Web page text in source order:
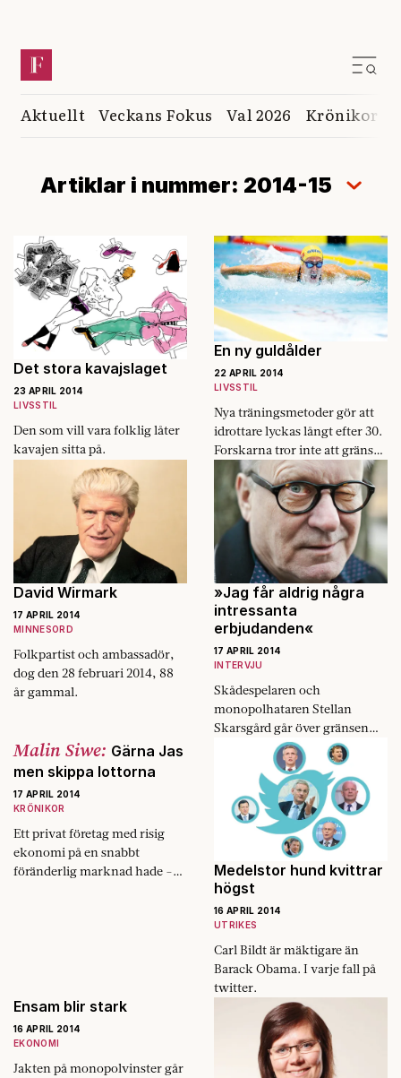
Aktuellt Veckans Fokus Val 2026 Krönikor
Artiklar i nummer: 2014-15
Det stora kavajslaget
23 APRIL 2014
LIVSSTIL
Den som vill vara folklig låter
kavajen sitta på.
En ny guldålder
22 APRIL 2014
LIVSSTIL
Nya träningsmetoder gör att
idrottare lyckas långt ­efter 30.
Forskarna tror inte att gränsen
är nådd.
David Wirmark
17 APRIL 2014
MINNESORD
Folkpartist och ambassadör,
dog den 28 februari 2014, 88
år gammal.
»Jag får aldrig några
intressanta
erbjudanden«
17 APRIL 2014
INTERVJU
Skådespelaren och
monopolhataren Stellan
Skarsgård går över gränsen
för att göra film.
Malin Siwe: Gärna Jas
men skippa lottorna
17 APRIL 2014
KRÖNIKOR
Ett privat företag med risig
ekonomi på en snabbt
föränderlig­ marknad hade ­
Medelstor hund kvittrar
högst
16 APRIL 2014
UTRIKES
Carl Bildt är mäktigare än
Barack Obama. I varje fall på
twitter.
Ensam blir stark
16 APRIL 2014
EKONOMI
Jakten på monopolvinster går